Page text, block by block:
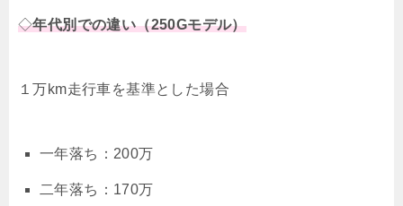
◇年代別での違い（250Gモデル）
１万km走行車を基準とした場合
一年落ち：200万
二年落ち：170万